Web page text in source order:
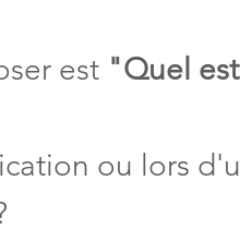
est"Quel est
ou lors